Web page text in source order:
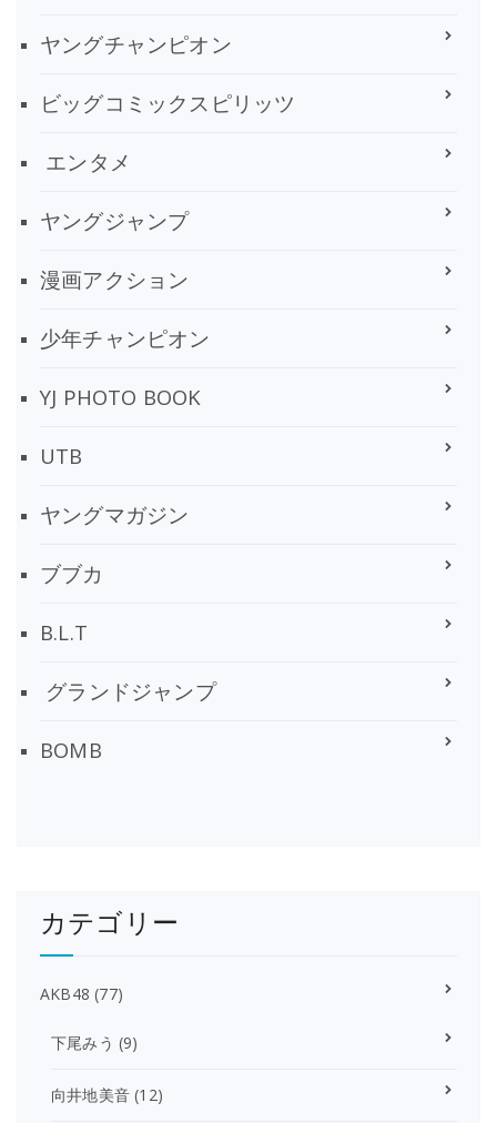
ヤングチャンピオン
ビッグコミックスピリッツ
エンタメ
ヤングジャンプ
漫画アクション
少年チャンピオン
YJ PHOTO BOOK
UTB
ヤングマガジン
ブブカ
B.L.T
グランドジャンプ
BOMB
カテゴリー
AKB48 (77)
下尾みう (9)
向井地美音 (12)